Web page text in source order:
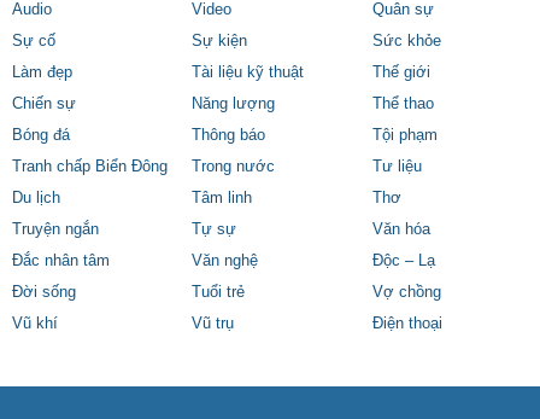
Audio
Video
Quân sự
Sự cố
Sự kiện
Sức khỏe
Làm đẹp
Tài liệu kỹ thuật
Thế giới
Chiến sự
Năng lượng
Thể thao
Bóng đá
Thông báo
Tội phạm
Tranh chấp Biển Đông
Trong nước
Tư liệu
Du lịch
Tâm linh
Thơ
Truyện ngắn
Tự sự
Văn hóa
Đắc nhân tâm
Văn nghệ
Độc – Lạ
Đời sống
Tuổi trẻ
Vợ chồng
Vũ khí
Vũ trụ Điện thoại